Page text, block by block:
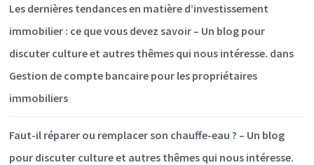
Les dernières tendances en matière d’investissement
immobilier : ce que vous devez savoir – Un blog pour
discuter culture et autres thêmes qui nous intéresse. dans
Gestion de compte bancaire pour les propriétaires
immobiliers
Faut-il réparer ou remplacer son chauffe-eau ? – Un blog
pour discuter culture et autres thêmes qui nous intéresse.